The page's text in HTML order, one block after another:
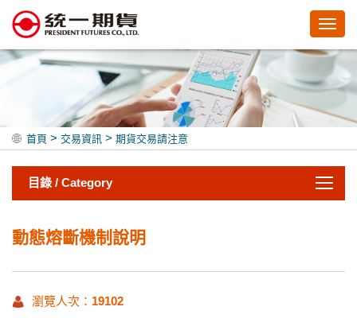
首頁 > 交易資訊 > 期貨交易請注意
目錄 / Category
動態熔斷機制說明
瀏覽人次： 19102